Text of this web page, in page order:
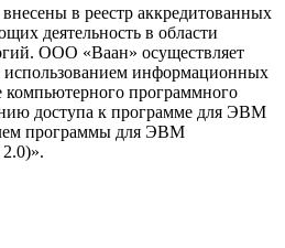
в реестр аккредитованных
деятельность в области
ООО «Ваан» осуществляет
использованием информационных
компьютерного программного
доступа к программе для ЭВМ
программы для ЭВМ